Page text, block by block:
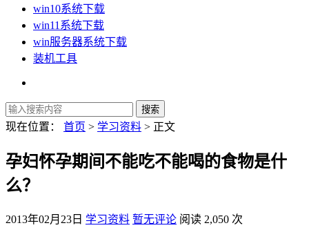
win10系统下载
win11系统下载
win服务器系统下载
装机工具
现在位置： 首页 > 学习资料 > 正文
孕妇怀孕期间不能吃不能喝的食物是什
么？
2013年02月23日 学习资料 暂无评论 阅读 2,050 次